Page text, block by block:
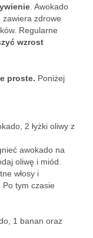
. Awokado
zawiera zdrowe
Regularne
wzrost
proste. Poniżej
2 łyżki oliwy z
awokado na
oliwę i miód.
włosy i
Po tym czasie
1 banan oraz